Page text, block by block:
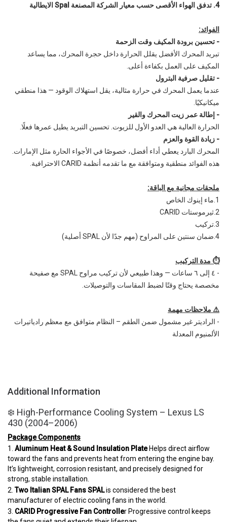
4. تدفق الهواء الأقصى حسب معيار الشركة المصنعة Spal الايطالية
الفوائد:
- تحسين برودة المكيف وقت الزحمة
تبريد المحرك الأفضل يقلل الحرارة داخل حجرة المحرك، مما يساعد
المكيف على العمل بكفاءة أعلى.
- تقليل صرفية البترول
عندما يعمل المحرك في حرارة مثالية، يقل استهلاك الوقود — هذا منطقي
ميكانيكيًا.
- إطالة عمر زيت المحرك والقير
الحرارة العالية هي العدو الأول للزيوت. تحسين التبريد يطيل عمرها فعلًا.
- زيادة القوة والعزم
المحرك البارد يعطي أداء أفضل، خصوصًا في الأجواء الحارة مثل الإمارات.
هذه الفوائد منطقية ومتوافقة مع ما تقدمه أنظمة CARID الاحترافية.
ملحقات مجانية مع الباقة:
1.ماء إينوك الخاص
2.ثيرموستات CARID
3.تركيب
4.ضمان سنتين على المراوح (مهم جدًا لأن SPAL أصلية)
⏱ مدة التركيب
- ٤ إلى ٦ ساعات — وهذا طبيعي لأن تركيب مراوح SPAL مع صفيحة
مخصصة يحتاج وقتًا لضبط المقاسات والتوصيلات.
⚠️ ملاحظات مهمة
- الراديتر غير مشمول ضمن الطقم – النظام متوافق مع معظم رادياتيرات
الألمنيوم المعدلة
Additional Information
❄️ High-Performance Cooling System – Lexus LS
430 (2004–2006)
Package Components
1. Aluminum Heat & Sound Insulation PlateHelps direct airflow
toward the fans and prevents heat from entering the engine bay.
It’s lightweight, corrosion resistant, and precisely designed for
strong, stable installation.
2.Two Italian SPAL Fans SPALis considered the best
manufacturer of electric cooling fans in the world.
3. CARID Progressive Fan Controller Progressive control keeps